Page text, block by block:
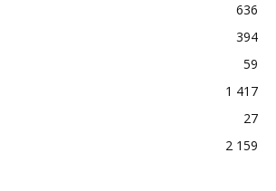
636
394
59
1 417
27
2 159